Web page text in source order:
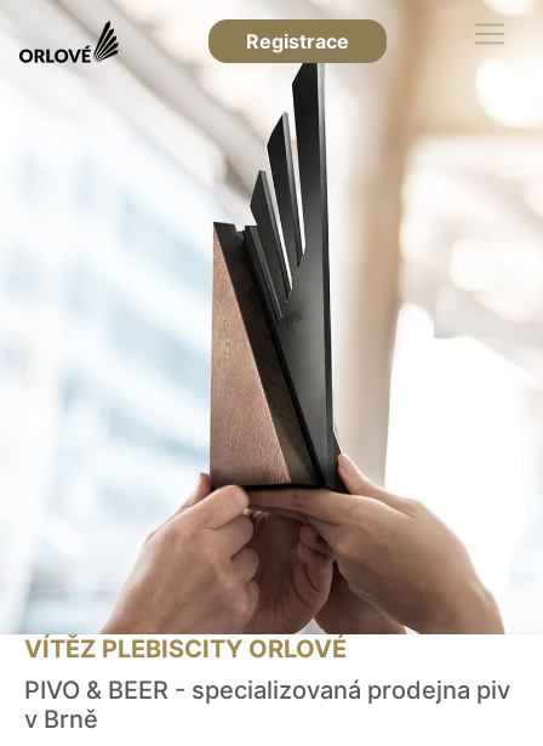
Registrace
VÍTĚZ PLEBISCITY ORLOVÉ
PIVO & BEER - specializovaná prodejna piv
v Brně